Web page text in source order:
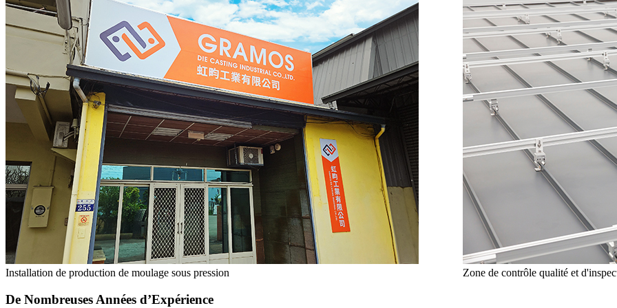
Installation de production de moulage sous pression Zone de contrôle qualité et
De Nombreuses Années d’Expérience